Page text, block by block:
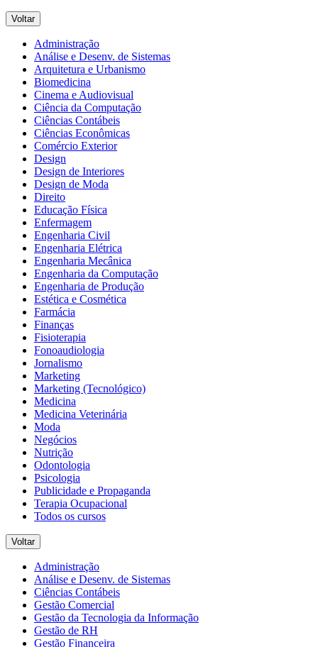
Voltar
Administração
Análise e Desenv. de Sistemas
Arquitetura e Urbanismo
Biomedicina
Cinema e Audiovisual
Ciência da Computação
Ciências Contábeis
Ciências Econômicas
Comércio Exterior
Design
Design de Interiores
Design de Moda
Direito
Educação Física
Enfermagem
Engenharia Civil
Engenharia Elétrica
Engenharia Mecânica
Engenharia da Computação
Engenharia de Produção
Estética e Cosmética
Farmácia
Finanças
Fisioterapia
Fonoaudiologia
Jornalismo
Marketing
Marketing (Tecnológico)
Medicina
Medicina Veterinária
Moda
Negócios
Nutrição
Odontologia
Psicologia
Publicidade e Propaganda
Terapia Ocupacional
Todos os cursos
Voltar
Administração
Análise e Desenv. de Sistemas
Ciências Contábeis
Gestão Comercial
Gestão da Tecnologia da Informação
Gestão de RH
Gestão Financeira